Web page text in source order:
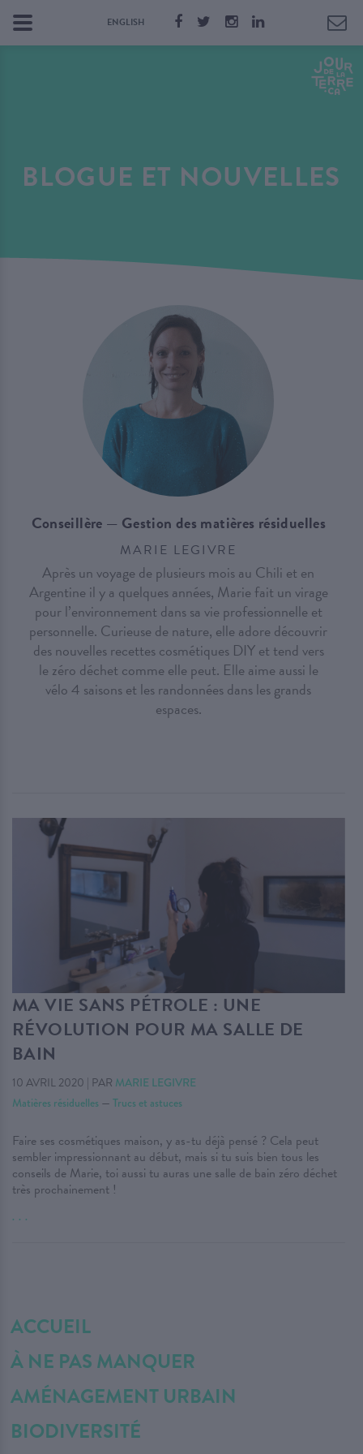
ENGLISH
BLOGUE ET NOUVELLES
Conseillère — Gestion des matières résiduelles
MARIE LEGIVRE
Après un voyage de plusieurs mois au Chili et en
Argentine il y a quelques années, Marie fait un virage
pour l’environnement dans sa vie professionnelle et
personnelle. Curieuse de nature, elle adore découvrir
des nouvelles recettes cosmétiques DIY et tend vers
le zéro déchet comme elle peut. Elle aime aussi le
vélo 4 saisons et les randonnées dans les grands
espaces.
MA VIE SANS PÉTROLE : UNE
RÉVOLUTION POUR MA SALLE DE
BAIN
10 AVRIL 2020 | PAR MARIE LEGIVRE
Matières résiduelles — Trucs et astuces
Faire ses cosmétiques maison, y as-tu déjà pensé ? Cela peut
sembler impressionnant au début, mais si tu suis bien tous les
conseils de Marie, toi aussi tu auras une salle de bain zéro déchet
très prochainement !
. . .
ACCUEIL
À NE PAS MANQUER
AMÉNAGEMENT URBAIN
BIODIVERSITÉ